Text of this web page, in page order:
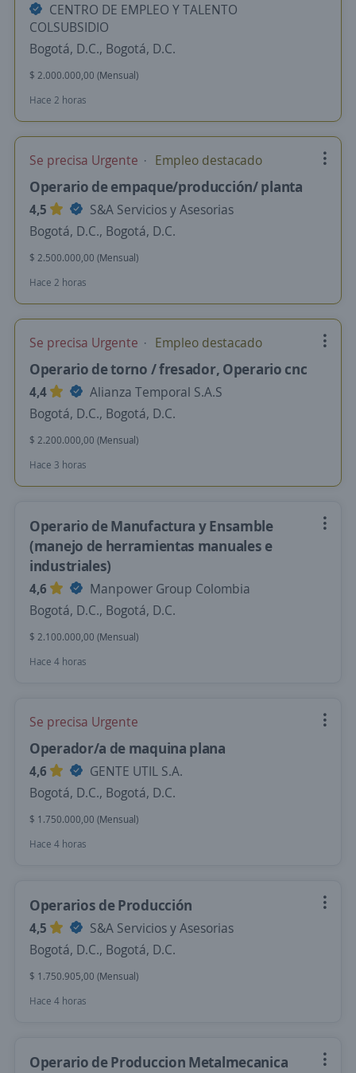
CENTRO DE EMPLEO Y TALENTO
COLSUBSIDIO
Bogotá, D.C., Bogotá, D.C.
$ 2.000.000,00 (Mensual)
Hace 2 horas
Se precisa Urgente Empleo destacado
Operario de empaque/producción/ planta
4,5
S&A Servicios y Asesorias
Bogotá, D.C., Bogotá, D.C.
$ 2.500.000,00 (Mensual)
Hace 2 horas
Se precisa Urgente Empleo destacado
Operario de torno / fresador, Operario cnc
4,4
Alianza Temporal S.A.S
Bogotá, D.C., Bogotá, D.C.
$ 2.200.000,00 (Mensual)
Hace 3 horas
Operario de Manufactura y Ensamble
(manejo de herramientas manuales e
industriales)
4,6
Manpower Group Colombia
Bogotá, D.C., Bogotá, D.C.
$ 2.100.000,00 (Mensual)
Hace 4 horas
Se precisa Urgente
Operador/a de maquina plana
4,6
GENTE UTIL S.A.
Bogotá, D.C., Bogotá, D.C.
$ 1.750.000,00 (Mensual)
Hace 4 horas
Operarios de Producción
4,5
S&A Servicios y Asesorias
Bogotá, D.C., Bogotá, D.C.
$ 1.750.905,00 (Mensual)
Hace 4 horas
Operario de Produccion Metalmecanica